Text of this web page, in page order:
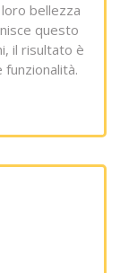
bellezza
questo
il risultato è